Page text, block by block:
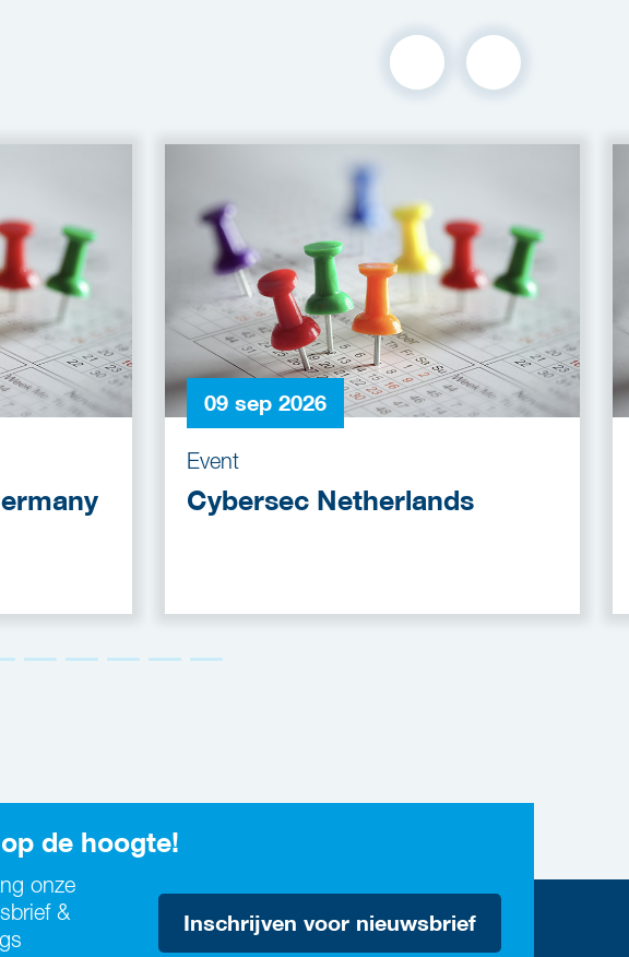
09 sep 2026
Event
Cybersec Netherlands
de hoogte!
onze
&
Inschrijven voor nieuwsbrief